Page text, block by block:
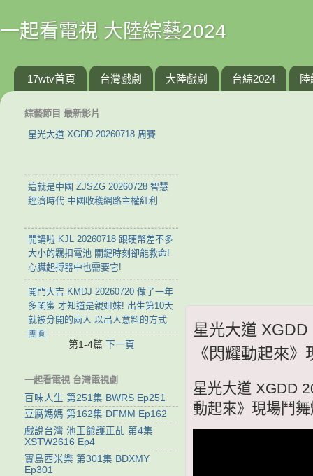
一起看電視 大陸綜藝2024
17wtv首頁 台灣戲劇 大陸戲劇 台綜2024 陸
星光大道
《閃耀動起來
星光大道 XGDD
動起來》現場鬥
綜藝節目 最新影片
星光大道 XGDD 20260718 周賽
這就是中國 ZJSZG 20260728 智慧
經濟時代 中國收穫網路主權紅利
開講啦 KJL 20260718 跟硬幣差不多
大小的羈扣電池 關鍵時刻卻能救命!
心臟起搏器中也需要它!
開門大吉 KMDJ 20260720 做了一年
多閨蜜 才知道是親姐妹! 出生第10天
就被分開的兩人 以出人意料的方式
團圓
第1-4篇 下一頁
一起看電視 台灣電視劇
百味人生 第251集 BWRS Ep251
豆腐媽媽 第162集 DFMM Ep162
戲說台灣 池王爺護正乩 第4集
XSTW2616 Ep4
寶島西米樂 第301集 BDXMY
Ep301